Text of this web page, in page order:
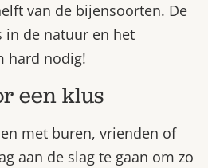
van de bijensoorten. De
de natuur en het
hard nodig!
een klus
met buren, vrienden of
aan de slag te gaan om zo